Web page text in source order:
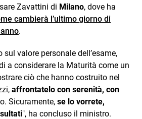
Zavattini di Milano, dove ha
cambierà l’ultimo giorno di
.
valore personale dell’esame,
a considerare la Maturità come un
ciò che hanno costruito nel
affrontatelo con serenità, con
Sicuramente, se lo vorrete,
", ha concluso il ministro.